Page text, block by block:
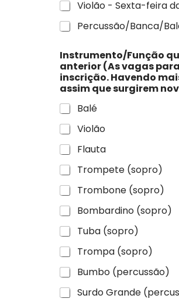
Violão - Sexta-feira
Percussão/Banca/
Instrumento/Função que deseja se
anterior (As vagas
inscrição. Havendo
assim que surgirem
Balé
Violão
Flauta
Trompete (sopro)
Trombone (sopro)
Bombardino (sopro)
Tuba (sopro)
Trompa (sopro)
Bumbo (percussão)
Surdo Grande